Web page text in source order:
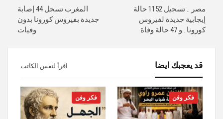
مصر .. تسجيل 1152 حالة
إيجابية جديدة لفيروس
كورونا.. و 47 حالة وفاة
المغرب تسجل 44 إصابة
جديدة بفيروس كورونا بدون
وفيات
قد يعجبك ايضا اقرأ لنفس الكاتب
فكر وفن فكر وفن